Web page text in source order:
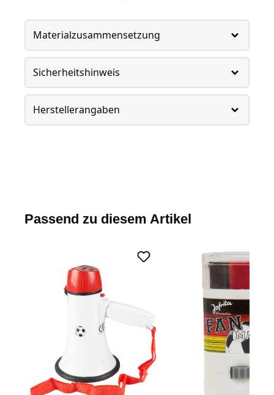
Materialzusammensetzung
Sicherheitshinweis
Herstellerangaben
Passend zu diesem Artikel